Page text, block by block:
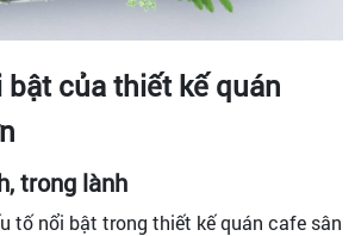
của thiết kế quán
trong lành
tố nổi bật trong thiết kế quán cafe sân